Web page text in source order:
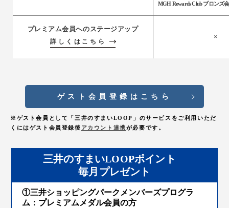
MGH Rewards Club ブロンズ
プレミアム会員へのステージアップ
詳しくはこちら
×
ゲスト会員登録はこちら
※ゲスト会員として「三井のすまいLOOP」のサービスをご利用いただ
くにはゲスト会員登録後 アカウント連携が必要です。
三井のすまいLOOPポイント
毎月プレゼント
①三井ショッピングパークメンバーズプログラ
ム：プレミアムメダル会員の方